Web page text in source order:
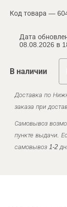
Код товара —
Дата
08.08.2026 в
В наличии
Доставка по
заказа при
Самовывоз
пункте выдачи.
самовывоз 1-2